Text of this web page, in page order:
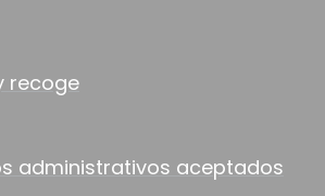
recoge
administrativos aceptados